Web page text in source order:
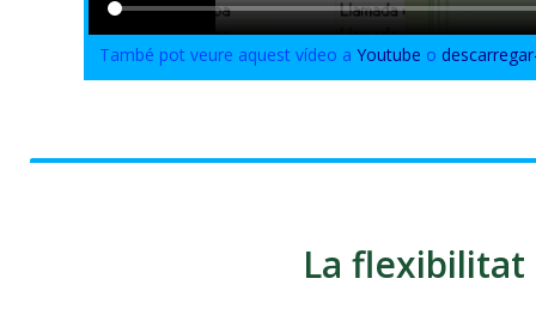
També pot veure aquest vídeo aYoutube o
La